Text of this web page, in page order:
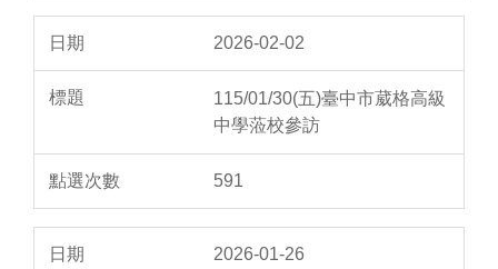
2026-02-02
115/01/30(五)臺中市葳格高級
中學蒞校參訪
591
2026-01-26